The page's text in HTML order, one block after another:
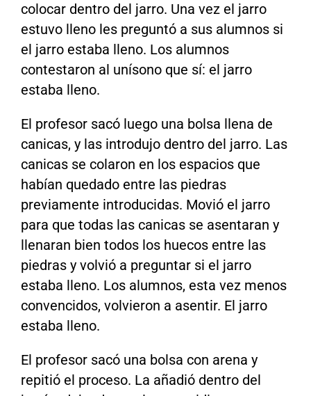
colocar dentro del jarro. Una vez el jarro
estuvo lleno les preguntó a sus alumnos si
el jarro estaba lleno. Los alumnos
contestaron al unísono que sí: el jarro
estaba lleno.
El profesor sacó luego una bolsa llena de
canicas, y las introdujo dentro del jarro. Las
canicas se colaron en los espacios que
habían quedado entre las piedras
previamente introducidas. Movió el jarro
para que todas las canicas se asentaran y
llenaran bien todos los huecos entre las
piedras y volvió a preguntar si el jarro
estaba lleno. Los alumnos, esta vez menos
convencidos, volvieron a asentir. El jarro
estaba lleno.
El profesor sacó una bolsa con arena y
repitió el proceso. La añadió dentro del